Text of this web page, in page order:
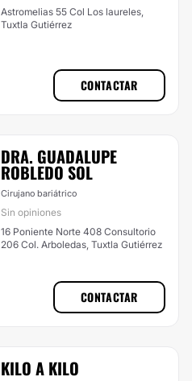
Astromelias 55 Col Los laureles,
Tuxtla Gutiérrez
CONTACTAR
DRA. GUADALUPE
ROBLEDO SOL
Cirujano bariátrico
Sin opiniones
16 Poniente Norte 408 Consultorio
206 Col. Arboledas, Tuxtla Gutiérrez
CONTACTAR
KILO A KILO